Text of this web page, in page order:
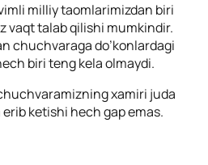
milliy taomlarimizdan biri
vaqt talab qilishi mumkindir.
chuchvaraga do’konlardagi
biri teng kela olmaydi.
xamiri juda
ketishi hech gap emas.